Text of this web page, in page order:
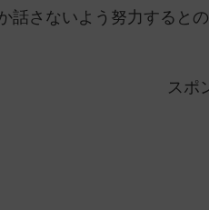
話さないよう努力すると
スポ